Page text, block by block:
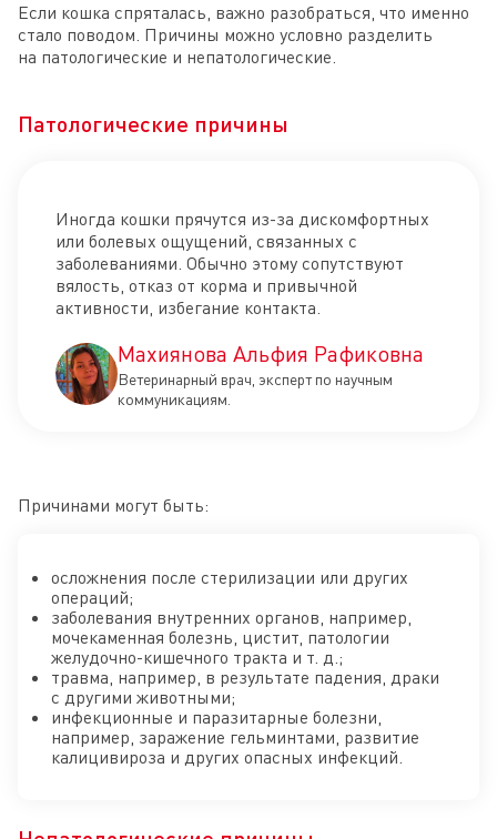
Если кошка спряталась, важно разобраться, что именно
стало поводом. Причины можно условно разделить
на патологические и непатологические.
Патологические причины
Иногда кошки прячутся из-за дискомфортных
или болевых ощущений, связанных с
заболеваниями. Обычно этому сопутствуют
вялость, отказ от корма и привычной
активности, избегание контакта.
Махиянова Альфия Рафиковна
Ветеринарный врач, эксперт по научным
коммуникациям.
Причинами могут быть:
осложнения после стерилизации или других
операций;
заболевания внутренних органов, например,
мочекаменная болезнь, цистит, патологии
желудочно-кишечного тракта и т. д.;
травма, например, в результате падения, драки
с другими животными;
инфекционные и паразитарные болезни,
например, заражение гельминтами, развитие
калицивироза и других опасных инфекций.